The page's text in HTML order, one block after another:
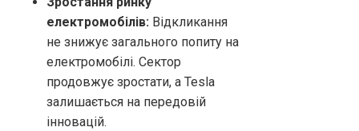
електромобілів: Відкликання
не знижує загального попиту на
електромобілі. Сектор
продовжує зростати, а Tesla
залишається на передовій
інновацій.